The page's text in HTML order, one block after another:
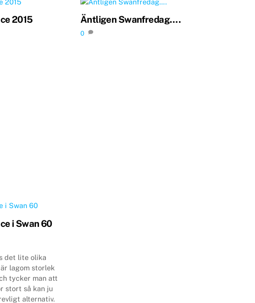
2015 Äntligen Swanfredag….
0
i Swan 60
det lite olika
lagom storlek
tycker man att
stort så kan ju
alternativ.